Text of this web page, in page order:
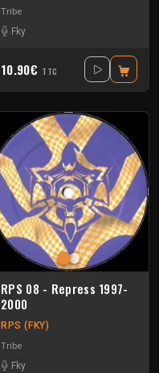
Tribe
Fky
10.90€ TTC
RPS 08 - Repress 1997-
2000
RPS (FKY)
Tribe
Fky